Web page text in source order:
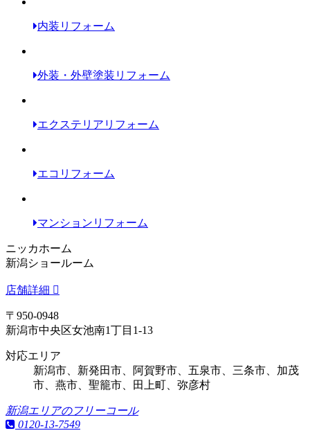
内装リフォーム
外装・外壁塗装リフォーム
エクステリアリフォーム
エコリフォーム
マンションリフォーム
ニッカホーム
新潟ショールーム
店舗詳細
〒950-0948
新潟市中央区女池南1丁目1-13
対応エリア
新潟市、新発田市、阿賀野市、五泉市、三条市、加茂
市、燕市、聖籠市、田上町、弥彦村
新潟エリアのフリーコール
0120-13-7549